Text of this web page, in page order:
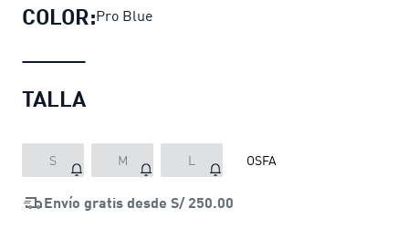
COLOR:Pro Blue
TALLA
S M L OSFA
Envío gratis desde S/ 250.00